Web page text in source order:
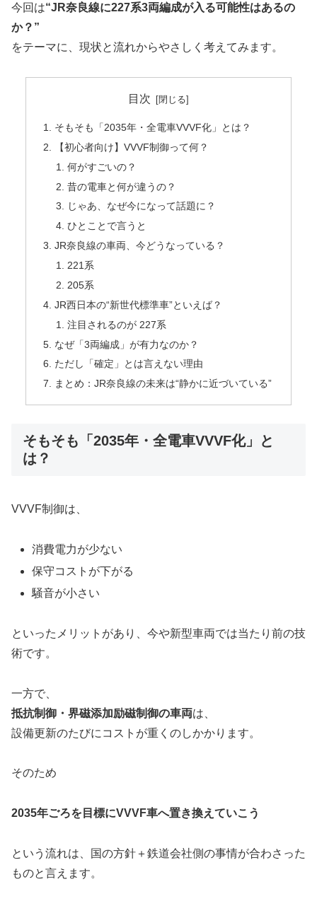
今回は“JR奈良線に227系3両編成が入る可能性はあるの
か？”
をテーマに、現状と流れからやさしく考えてみます。
目次
そもそも「2035年・全電車VVVF化」とは？
【初心者向け】VVVF制御って何？
何がすごいの？
昔の電車と何が違うの？
じゃあ、なぜ今になって話題に？
ひとことで言うと
JR奈良線の車両、今どうなっている？
221系
205系
JR西日本の“新世代標準車”といえば？
注目されるのが 227系
なぜ「3両編成」が有力なのか？
ただし「確定」とは言えない理由
まとめ：JR奈良線の未来は“静かに近づいている”
そもそも「2035年・全電車VVVF化」と
は？
VVVF制御は、
消費電力が少ない
保守コストが下がる
騒音が小さい
といったメリットがあり、今や新型車両では当たり前の技
術です。
一方で、
抵抗制御・界磁添加励磁制御の車両は、
設備更新のたびにコストが重くのしかかります。
そのため
2035年ごろを目標にVVVF車へ置き換えていこう
という流れは、国の方針＋鉄道会社側の事情が合わさった
ものと言えます。